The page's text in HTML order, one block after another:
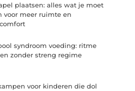
plaatsen: alles wat je moet
voor meer ruimte en
syndroom voeding: ritme
zonder streng regime
voor kinderen die dol